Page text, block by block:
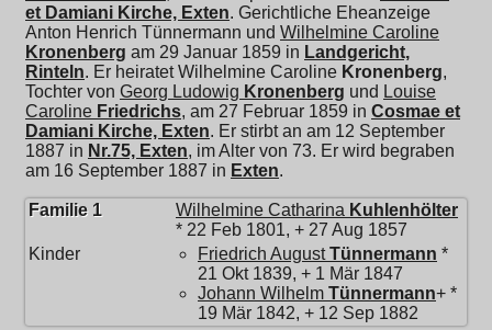
et Damiani Kirche, Exten. Gerichtliche Eheanzeige
Anton Henrich Tünnermann und Wilhelmine Caroline
Kronenberg am 29 Januar 1859 in Landgericht,
Rinteln. Er heiratetWilhelmine Caroline Kronenberg,
Tochter von Georg Ludowig Kronenberg und Louise
Caroline Friedrichs, am 27 Februar 1859 in Cosmae et
Damiani Kirche, Exten. Er stirbt an am 12 September
1887 in Nr.75, Exten, im Alter von 73. Er wird begraben
am 16 September 1887 in Exten.
Familie 1 Wilhelmine Catharina Kuhlenhölter
* 22 Feb 1801, + 27 Aug 1857
Kinder
Friedrich August Tünnermann *
21 Okt 1839, + 1 Mär 1847
Johann Wilhelm Tünnermann+ *
19 Mär 1842, + 12 Sep 1882